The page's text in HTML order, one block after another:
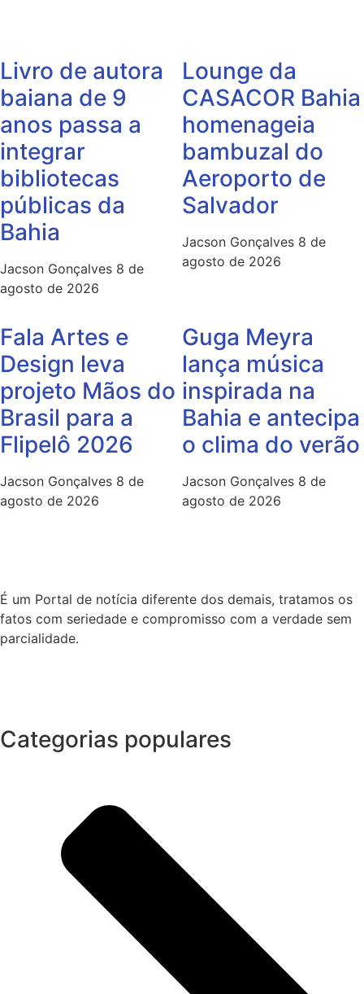
Livro de autora
baiana de 9
anos passa a
integrar
bibliotecas
públicas da
Bahia
Jacson Gonçalves 8 de
agosto de 2026
Lounge da
CASACOR Bahia
homenageia
bambuzal do
Aeroporto de
Salvador
Jacson Gonçalves 8 de
agosto de 2026
Fala Artes e
Design leva
projeto Mãos do
Brasil para a
Flipelô 2026
Jacson Gonçalves 8 de
agosto de 2026
Guga Meyra
lança música
inspirada na
Bahia e antecipa
o clima do verão
Jacson Gonçalves 8 de
agosto de 2026
É um Portal de notícia diferente dos demais, tratamos os
fatos com seriedade e compromisso com a verdade sem
parcialidade.
Categorias populares